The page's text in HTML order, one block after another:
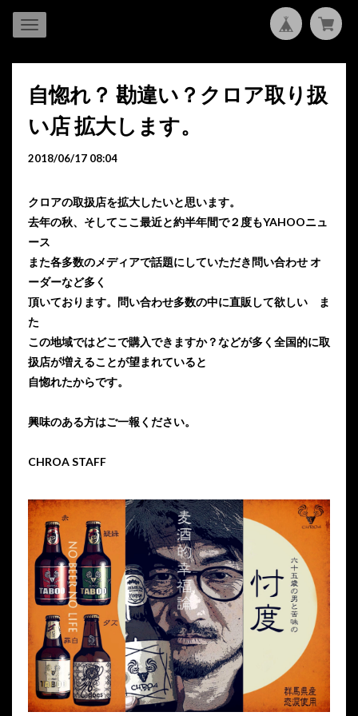
自惚れ？ 勘違い？クロア取り扱
い店 拡大します。
2018/06/17 08:04
クロアの取扱店を拡大したいと思います。
去年の秋、そしてここ最近と約半年間で２度もYAHOOニュ
ース
また各多数のメディアで話題にしていただき問い合わせ オ
ーダーなど多く
頂いております。問い合わせ多数の中に直販して欲しい ま
た
この地域ではどこで購入できますか？などが多く全国的に取
扱店が増えることが望まれていると
自惚れたからです。
興味のある方はご一報ください。
CHROA STAFF